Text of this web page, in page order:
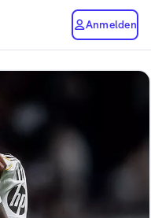
Anmelden